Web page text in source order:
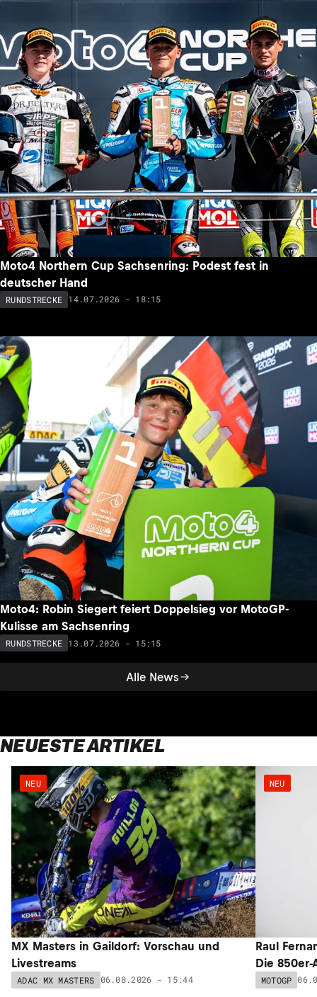
Alle News
Moto4 Northern Cup Sachsenring: Podest fest in
deutscher Hand
RUNDSTRECKE 14.07.2026 - 18:15
Moto4: Robin Siegert feiert Doppelsieg vor MotoGP-
Kulisse am Sachsenring
RUNDSTRECKE 13.07.2026 - 15:15
NEUESTE ARTIKEL
NEU
MX Masters in Gaildorf: Vorschau und
Livestreams
ADAC MX MASTERS 06.08.2026 - 15:44
NEU
Raul
Die
MOTOGP